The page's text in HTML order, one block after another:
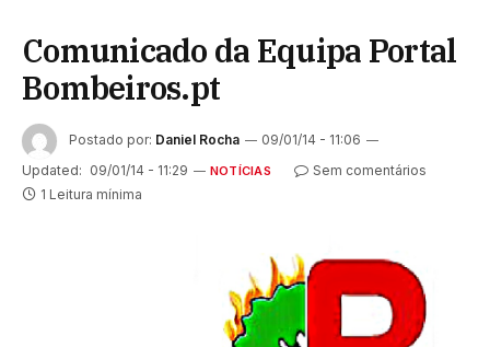
Comunicado da Equipa Portal
Bombeiros.pt
Postado por: Daniel Rocha
09/01/14 - 11:06
Updated: 09/01/14 - 11:29 NOTÍCIAS
Sem comentários
1 Leitura mínima